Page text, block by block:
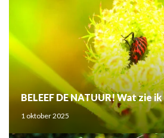
BELEEF DE NATUUR! Wat zie
1 oktober 2025